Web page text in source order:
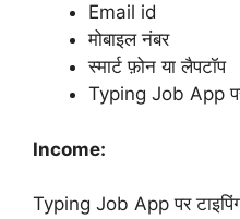
Email id
मोबाइल नंबर
स्मार्ट फ़ोन या लैपटॉप
Typing Job App
Income:
Typing Job App पर